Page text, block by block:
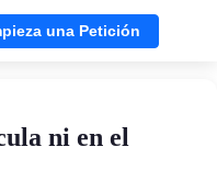
una Petición
ni en el